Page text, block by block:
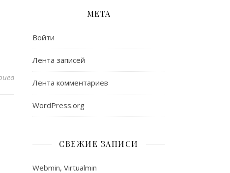
МЕТА
Войти
Лента записей
Лента комментариев
WordPress.org
СВЕЖИЕ ЗАПИСИ
Webmin, Virtualmin